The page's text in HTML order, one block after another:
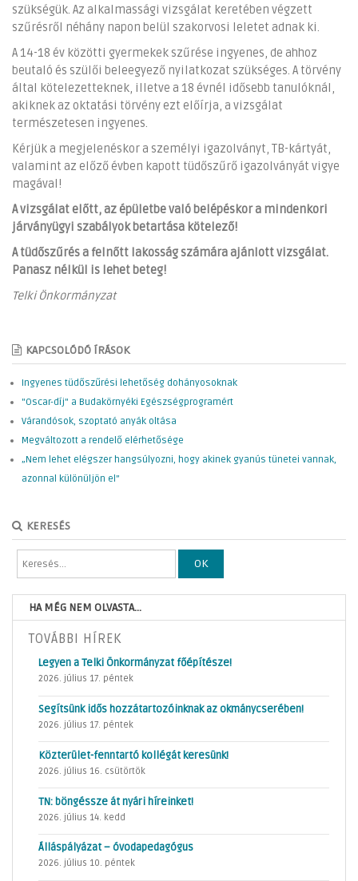
szükségük. Az alkalmassági vizsgálat keretében végzett
szűrésről néhány napon belül szakorvosi leletet adnak ki.
A 14-18 év közötti gyermekek szűrése ingyenes, de ahhoz
beutaló és szülői beleegyező nyilatkozat szükséges. A törvény
által kötelezetteknek, illetve a 18 évnél idősebb tanulóknál,
akiknek az oktatási törvény ezt előírja, a vizsgálat
természetesen ingyenes.
Kérjük a megjelenéskor a személyi igazolványt, TB-kártyát,
valamint az előző évben kapott tüdőszűrő igazolványát vigye
magával!
A vizsgálat előtt, az épületbe való belépéskor a mindenkori
járványügyi szabályok betartása kötelező!
A tüdőszűrés a felnőtt lakosság számára ajánlott vizsgálat.
Panasz nélkül is lehet beteg!
Telki Önkormányzat
KAPCSOLÓDÓ ÍRÁSOK
Ingyenes tüdőszűrési lehetőség dohányosoknak
"Oscar-díj" a Budakörnyéki Egészségprogramért
Várandósok, szoptató anyák oltása
Megváltozott a rendelő elérhetősége
„Nem lehet elégszer hangsúlyozni, hogy akinek gyanús tünetei vannak,
azonnal különüljön el”
KERESÉS
OK
HA MÉG NEM OLVASTA...
TOVÁBBI HÍREK
Legyen a Telki Önkormányzat főépítésze!
2026. július 17. péntek
Segítsünk idős hozzátartozóinknak az okmánycserében!
2026. július 17. péntek
Közterület-fenntartó kollégát keresünk!
2026. július 16. csütörtök
TN: böngéssze át nyári híreinket!
2026. július 14. kedd
Álláspályázat – óvodapedagógus
2026. július 10. péntek